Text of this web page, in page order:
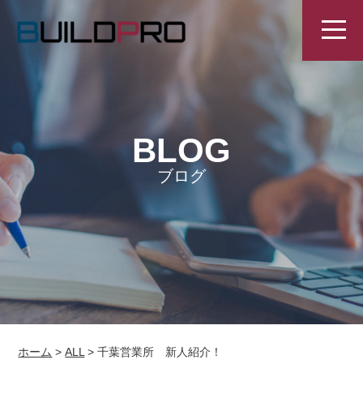
BLOG
ブログ
ホーム >ALL >千葉営業所 新人紹介！